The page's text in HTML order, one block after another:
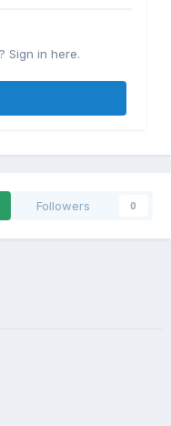
Sign in here.
Followers 0